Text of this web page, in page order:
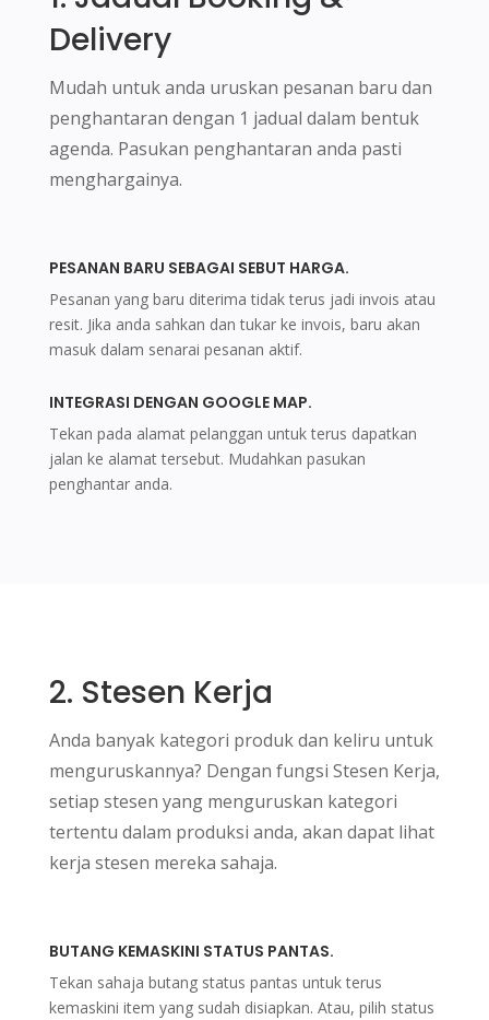
Delivery
Mudah untuk anda uruskan pesanan baru dan
penghantaran dengan 1 jadual dalam bentuk
agenda. Pasukan penghantaran anda pasti
menghargainya.
PESANAN BARU SEBAGAI SEBUT HARGA.
Pesanan yang baru diterima tidak terus jadi invois atau
resit. Jika anda sahkan dan tukar ke invois, baru akan
masuk dalam senarai pesanan aktif.
INTEGRASI DENGAN GOOGLE MAP.
Tekan pada alamat pelanggan untuk terus dapatkan
jalan ke alamat tersebut. Mudahkan pasukan
penghantar anda.
2. Stesen Kerja
Anda banyak kategori produk dan keliru untuk
menguruskannya? Dengan fungsi Stesen Kerja,
setiap stesen yang menguruskan kategori
tertentu dalam produksi anda, akan dapat lihat
kerja stesen mereka sahaja.
BUTANG KEMASKINI STATUS PANTAS.
Tekan sahaja butang status pantas untuk terus
kemaskini item yang sudah disiapkan. Atau, pilih status